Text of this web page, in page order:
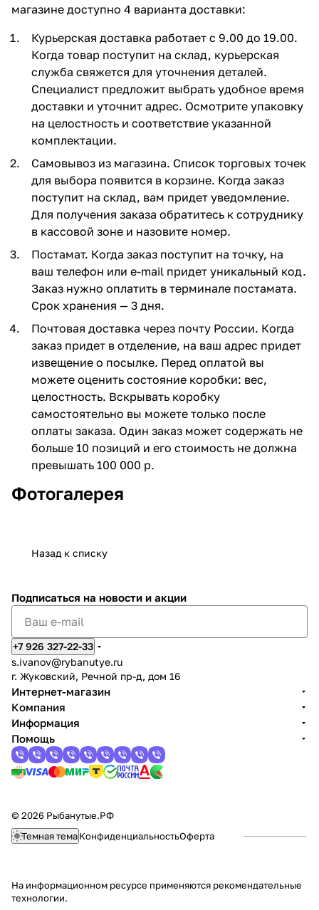
магазине доступно 4 варианта доставки:
Курьерская доставка работает с 9.00 до 19.00.
Когда товар поступит на склад, курьерская
служба свяжется для уточнения деталей.
Специалист предложит выбрать удобное время
доставки и уточнит адрес. Осмотрите упаковку
на целостность и соответствие указанной
комплектации.
Самовывоз из магазина. Список торговых точек
для выбора появится в корзине. Когда заказ
поступит на склад, вам придет уведомление.
Для получения заказа обратитесь к сотруднику
в кассовой зоне и назовите номер.
Постамат. Когда заказ поступит на точку, на
ваш телефон или e-mail придет уникальный код.
Заказ нужно оплатить в терминале постамата.
Срок хранения — 3 дня.
Почтовая доставка через почту России. Когда
заказ придет в отделение, на ваш адрес придет
извещение о посылке. Перед оплатой вы
можете оценить состояние коробки: вес,
целостность. Вскрывать коробку
самостоятельно вы можете только после
оплаты заказа. Один заказ может содержать не
больше 10 позиций и его стоимость не должна
превышать 100 000 р.
Фотогалерея
Назад к списку
Подписаться на новости и акции
+7 926 327-22-33
s.ivanov@rybanutye.ru
г. Жуковский, Речной пр-д, дом 16
Интернет-магазин
Компания
Информация
Помощь
© 2026 Рыбанутые.РФ
Темная темаКонфиденциальностьОферта
На информационном ресурсе применяются рекомендательные
технологии.